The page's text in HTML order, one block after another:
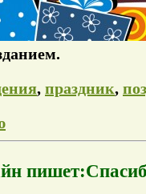
, праздник,